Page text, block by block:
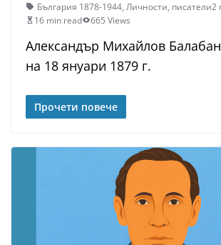
България 1878-1944, Личности, писатели2
16 min read
665 Views
Александър Михайлов
на 18 януари 1879 г.
Прочети повече